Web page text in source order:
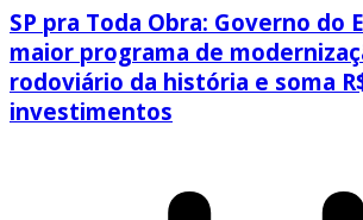
SP pra Toda Obra: Governo do
maior programa de
rodoviário da história e soma
investimentos